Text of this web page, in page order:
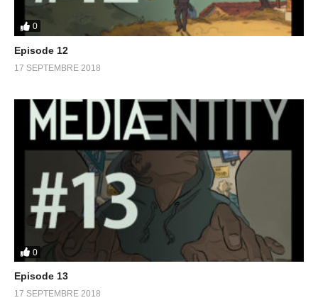
0
Episode 12
17 SEPTEMBRE 2018
0
Episode 13
17 SEPTEMBRE 2018